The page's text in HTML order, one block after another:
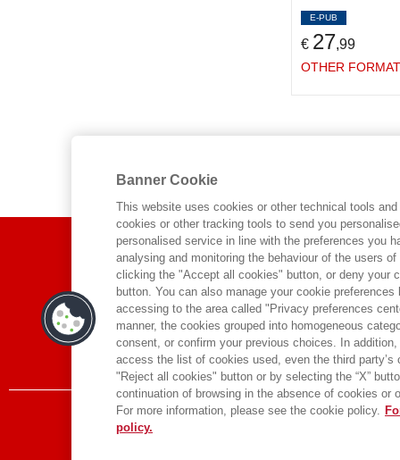
E-PUB
€ 27,99
OTHER
ABOUT US
WHO WE ARE
ETHICAL CODE
CONTACTS
Banner Cookie
This website uses cookies or other technical tools
cookies or other tracking tools to send you
personalised service in line with the preferences you
analysing and monitoring the behaviour of the users
clicking the "Accept all cookies" button, or deny your
button. You can also manage your cookie
accessing to the area called "Privacy preferences
manner, the cookies grouped into homogeneous
consent, or confirm your previous choices. In
access the list of cookies used, even the third
"Reject all cookies" button or by selecting the “X”
continuation of browsing in the absence of cookies or
For more information, please see the cookie policy.
policy.